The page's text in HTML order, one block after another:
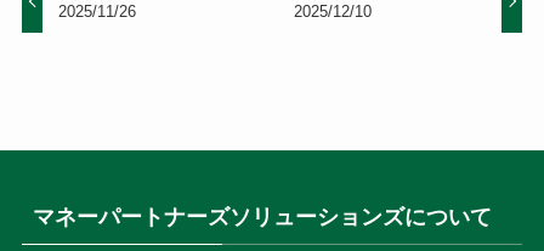
2025/11/26
2025/12/10
マネーパートナーズソリューションズについて